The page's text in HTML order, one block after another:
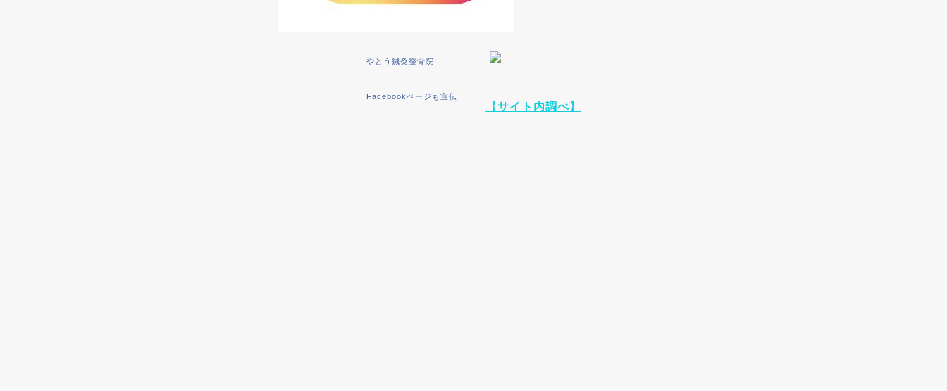
やとう鍼灸整骨院
Facebookページも宣伝
【サイト内調べ】